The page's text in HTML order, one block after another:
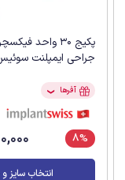
پکیج 30 واحد
جراحی ایمپلنت
آفرها ❯
8%
انتخاب سایز